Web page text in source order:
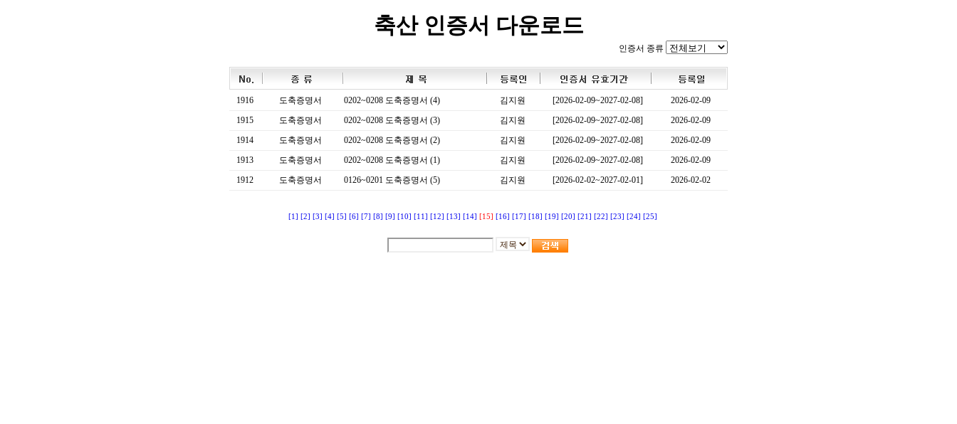
축산 인증서 다운로드
인증서 종류
1916 도축증명서 0202~0208 도축증명서 (4) 김지원 [2026-02-09~2027-02-08]
2026-02-09
1915
도축증명서 0202~0208 도축증명서 (3) 김지원 [2026-02-09~2027-02-08]
2026-02-09
1914
도축증명서 0202~0208 도축증명서 (2) 김지원 [2026-02-09~2027-02-08]
2026-02-09
1913
도축증명서 0202~0208 도축증명서 (1) 김지원 [2026-02-09~2027-02-08]
2026-02-09
1912
도축증명서 0126~0201 도축증명서 (5) 김지원 [2026-02-02~2027-02-01] 2026-02-02
[1] [2] [3] [4] [5] [6] [7] [8] [9] [10] [11] [12] [13] [14] [15] [16] [17] [18] [19] [20] [21] [22] [23] [24] [25]